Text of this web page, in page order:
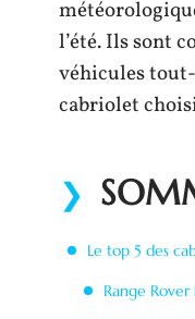
l’été. Ils sont
véhicules
cabriolet
Le top 5 des
Range